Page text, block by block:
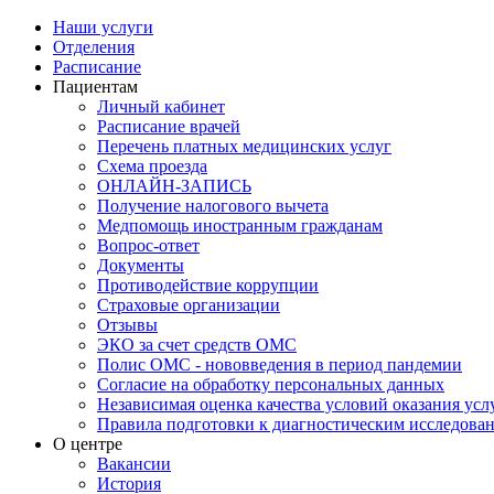
Наши услуги
Отделения
Расписание
Пациентам
Личный кабинет
Расписание врачей
Перечень платных медицинских услуг
Схема проезда
ОНЛАЙН-ЗАПИСЬ
Получение налогового вычета
Медпомощь иностранным гражданам
Вопрос-ответ
Документы
Противодействие коррупции
Страховые организации
Отзывы
ЭКО за счет средств ОМС
Полис ОМС - нововведения в период пандемии
Согласие на обработку персональных данных
Независимая оценка качества условий оказания
Правила подготовки к диагностическим
О центре
Вакансии
История